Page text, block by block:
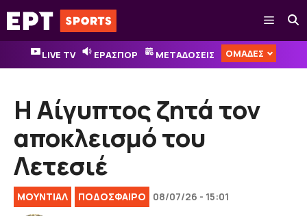
Μετάβαση
σε
περιεχόμενο
Μενού
LIVE TV ΕΡΑΣΠΟΡ ΜΕΤΑΔΟΣΕΙΣ ΟΜΑΔΕΣ
Η Αίγυπτος ζητά τον
αποκλεισμό του
Λετεσιέ
ΜΟΥΝΤΙΑΛ ΠΟΔΟΣΦΑΙΡΟ 08/07/26 - 15:01